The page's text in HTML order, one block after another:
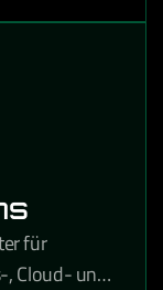
für
, Cloud- und